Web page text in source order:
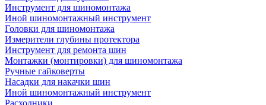
Инструмент для шиномонтажа
Иной шиномонтажный инструмент
Головки для шиномонтажа
Измерители глубины протектора
Инструмент для ремонта шин
Монтажки (монтировки) для шиномонтажа
Ручные гайковерты
Насадки для накачки шин
Иной шиномонтажный инструмент
Расходники